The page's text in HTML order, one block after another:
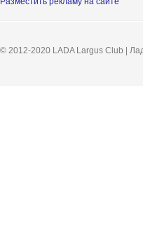
© 2012-2020 LADA Largus Club |